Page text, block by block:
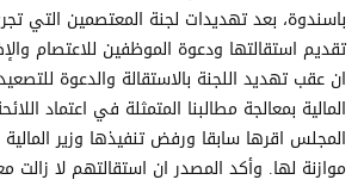
باسندوة، بعد تهديدات لجنة المعتصمين التي
تقديم استقالتها ودعوة الموظفين للاعتصام
ان عقب تهديد اللجنة بالاستقالة والدعوة
المالية بمعالجة مطالبنا المتمثلة في اعتماد
المجلس اقرها سابقا ورفض تنفيذها وزير
موازنة لها. وأكد المصدر ان استقالتهم لا زالت